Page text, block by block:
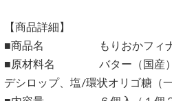
【商品詳細】
■商品名 もりおかフィナ
■原材料名 バター（国産）、
デシロップ、塩/環状オリゴ糖（